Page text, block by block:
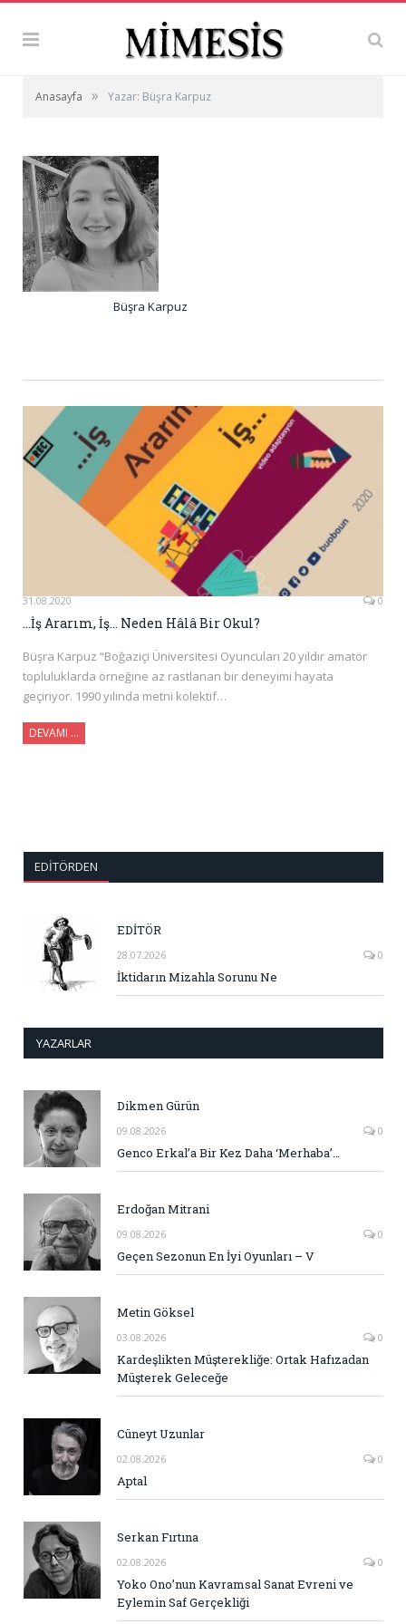
Anasayfa » Yazar: Büşra Karpuz
Büşra Karpuz
31.08.2020 0
…İş Ararım, İş… Neden Hâlâ Bir Okul?
Büşra Karpuz “Boğaziçi Üniversitesi Oyuncuları 20 yıldır amatör
topluluklarda örneğine az rastlanan bir deneyimi hayata
geçiriyor. 1990 yılında metni kolektif…
DEVAMI …
EDITÖRDEN
EDİTÖR
28.07.2026 0
İktidarın Mizahla Sorunu Ne
YAZARLAR
Dikmen Gürün
09.08.2026 0
Genco Erkal’a Bir Kez Daha ‘Merhaba’…
Erdoğan Mitrani
09.08.2026 0
Geçen Sezonun En İyi Oyunları – V
Metin Göksel
03.08.2026 0
Kardeşlikten Müşterekliğe: Ortak Hafızadan
Müşterek Geleceğe
Cüneyt Uzunlar
02.08.2026 0
Aptal
Serkan Fırtına
02.08.2026 0
Yoko Ono’nun Kavramsal Sanat Evreni ve
Eylemin Saf Gerçekliği